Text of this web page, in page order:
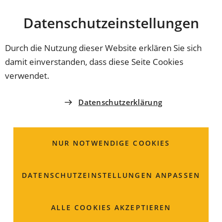
Datenschutz­einstellungen
Durch die Nutzung dieser Website erklären Sie sich
damit einverstanden, dass diese Seite Cookies
verwendet.
Datenschutzerklärung
NUR NOTWENDIGE COOKIES
DATENSCHUTZ­EINSTELLUNGEN ANPASSEN
ALLE COOKIES AKZEPTIEREN
INHALT ANSPRINGEN
Coburg
INNENSTADT ERLEBEN
Ernstplatz Ralph
Büchner
Ernstplatz 3